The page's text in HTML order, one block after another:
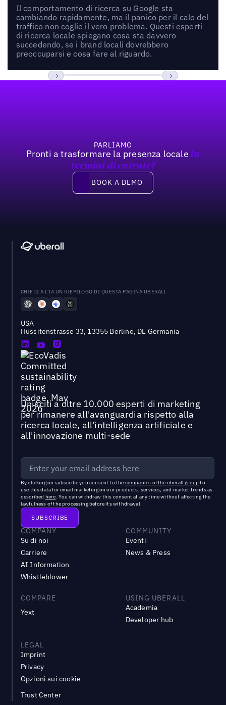
Il comportamento di ricerca su Google sta
cambiando rapidamente, ma il panico per il calo del
traffico non coglie il vero problema. Questi esperti
di ricerca locale spiegano cosa sta davvero
succedendo, se i brand locali dovrebbero
preoccuparsi e cosa fare al riguardo.
PARLIAMO
Pronti a trasformare la presenza locale In
termini di entrate?
Book a demo
BOOK A DEMO
CHIEDI A L'IA UN RIEPILOGO DI QUESTA PAGINA UBERALL
USA
Hussitenstrasse 33, 13355 Berlino, DE Germania
Unisciti a oltre 10.000 esperti di marketing
per rimanere all'avanguardia rispetto alla
ricerca locale, all'intelligenza artificiale e
all'innovazione multi-sede
By clicking on subscribe you consent to the companies of the uberall groupto
use this data for email marketing on our products, services, and market trends as
described here. You can withdraw this consent at any time without affecting the
lawfulness of the processing before its withdrawal.
COMPANY
Su di noi
Carriere
AI Information
Whistleblower
COMMUNITY
Eventi
News & Press
COMPARE
Yext
USING UBERALL
Academia
Developer hub
LEGAL
Imprint
Privacy
Opzioni sui cookie
Trust Center